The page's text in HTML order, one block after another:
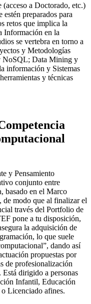
a Doctorado, etc.)
preparados para
retos que implica la
Información en la
se vertebra en torno a
y Metodologías
NoSQL; Data Mining y
información y Sistemas
y técnicas
y Pensamiento
conjunto entre
basado en el Marco
modo que al finalizar el
través del Portfolio de
pone a tu disposición,
la adquisición de
lo que suele
dando así
propuestas por
de profesionalización
Está dirigido a personas
Infantil, Educación
Licenciado afines.